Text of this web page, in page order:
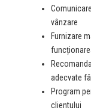
vânzare
Furnizare
adecvate
Program
clientului